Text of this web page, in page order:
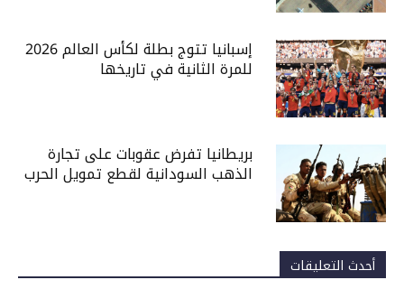
إسبانيا تتوج بطلة لكأس العالم 2026
للمرة الثانية في تاريخها
بريطانيا تفرض عقوبات على تجارة
الذهب السودانية لقطع تمويل الحرب
أحدث التعليقات